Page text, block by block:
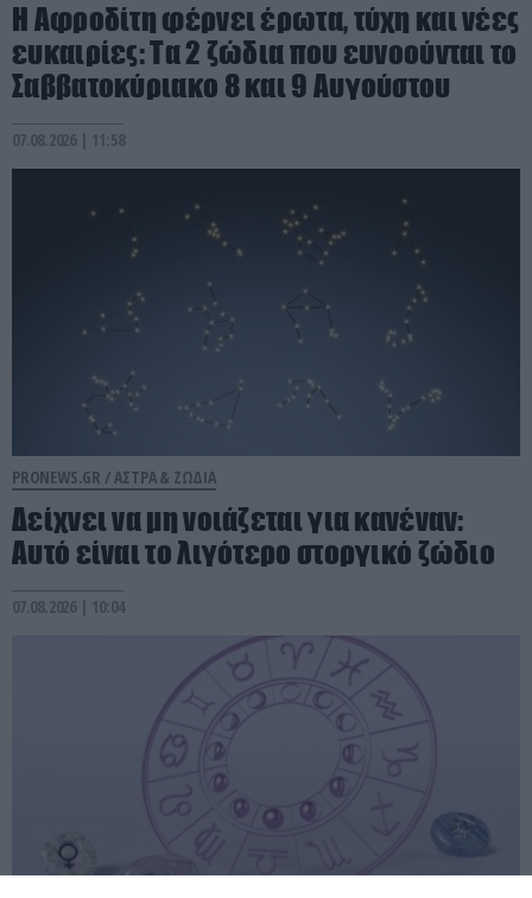
Η Αφροδίτη φέρνει έρωτα, τύχη και νέες
ευκαιρίες: Τα 2 ζώδια που ευνοούνται το
Σαββατοκύριακο 8 και 9 Αυγούστου
07.08.2026 | 11:58
PRONEWS.GR /ΑΣΤΡΑ & ΖΩΔΙΑ
Δείχνει να μη νοιάζεται για κανέναν:
Aυτό είναι το λιγότερο στοργικό ζώδιο
07.08.2026 | 10:04